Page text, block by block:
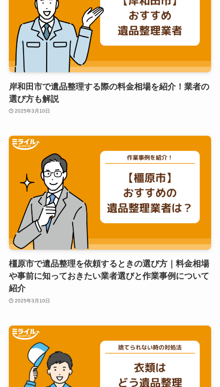
岸和田市で遺品整理する際の料金相場を紹介！業者の
選び方も解説
2025年3月10日
橿原市で遺品整理を依頼するときの選び方｜料金相場
や事前に知っておきたい業者選びと作業事例について
紹介
2025年3月10日